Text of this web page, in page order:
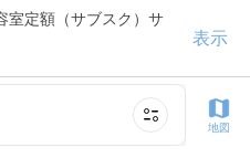
室定額（サブスク）サ
表示
地図